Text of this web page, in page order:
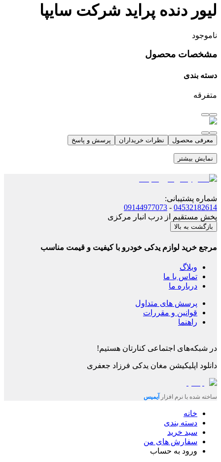
لیور دنده پراید شرکت سایپا
ناموجود
مشخصات محصول
دسته بندی
متفرقه
معرفی محصول نظرات خریداران پرسش و پاسخ
نمایش بیشتر
شماره پشتیبانی:
04532182614
-
09144977073
پخش مستقیم از درب انبار مرکزی
بازگشت به بالا
مرجع خرید لوازم یدکی خودرو با کیفیت و قیمت مناسب
وبلاگ
تماس با ما
درباره ما
پرسش های متداول
قوانین و مقررات
راهنما
در شبکه‌های اجتماعی کنارتان هستیم!
دانلود اپلیکیشن مغان یدکی فرزاد جعفری
ساخته شده با نرم افزار آیمیس
خانه
دسته بندی
سبد خرید
سفارش های من
ورود به حساب